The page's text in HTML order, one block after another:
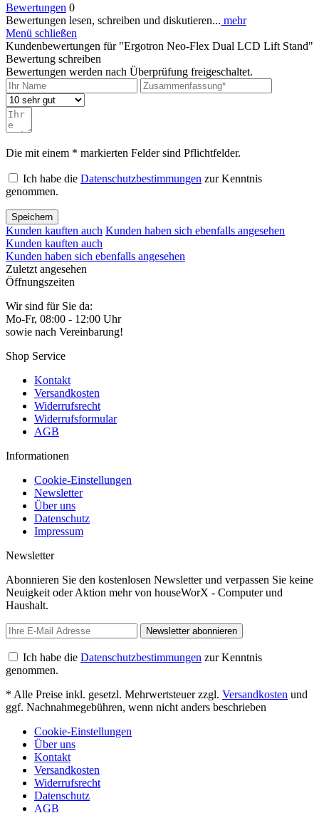
Bewertungen 0
Bewertungen lesen, schreiben und diskutieren... mehr
Menü schließen
Kundenbewertungen für "Ergotron Neo-Flex Dual LCD Lift Stand"
Bewertung schreiben
Bewertungen werden nach Überprüfung freigeschaltet.
Die mit einem * markierten Felder sind Pflichtfelder.
Ich habe die Datenschutzbestimmungen zur Kenntnis
genommen.
Speichern
Kunden kauften auch Kunden haben sich ebenfalls angesehen
Kunden kauften auch
Kunden haben sich ebenfalls angesehen
Zuletzt angesehen
Öffnungszeiten
Wir sind für Sie da:
Mo-Fr, 08:00 - 12:00 Uhr
sowie nach Vereinbarung!
Shop Service
Kontakt
Versandkosten
Widerrufsrecht
Widerrufsformular
AGB
Informationen
Cookie-Einstellungen
Newsletter
Über uns
Datenschutz
Impressum
Newsletter
Abonnieren Sie den kostenlosen Newsletter und verpassen Sie keine
Neuigkeit oder Aktion mehr von houseWorX - Computer und
Haushalt.
Newsletter abonnieren
Ich habe die Datenschutzbestimmungen zur Kenntnis
genommen.
* Alle Preise inkl. gesetzl. Mehrwertsteuer zzgl. Versandkosten und
ggf. Nachnahmegebühren, wenn nicht anders beschrieben
Cookie-Einstellungen
Über uns
Kontakt
Versandkosten
Widerrufsrecht
Datenschutz
AGB